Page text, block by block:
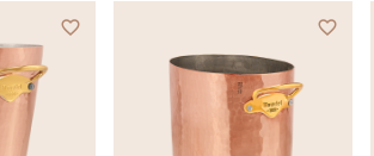
favorite_border favorite_border